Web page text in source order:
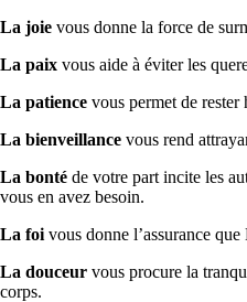
La joie vous donne la force de
La paix vous aide à éviter les
La patience vous permet de rester
La bienveillance vous rend
La bonté de votre part incite les
vous en avez besoin.
La foi vous donne l’assurance
La douceur vous procure la
corps.